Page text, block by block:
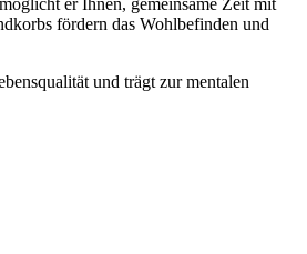
er Ihnen, gemeinsame Zeit mit
fördern das Wohlbefinden und
und trägt zur mentalen